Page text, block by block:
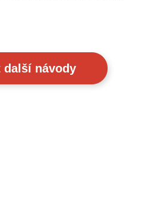
další návody